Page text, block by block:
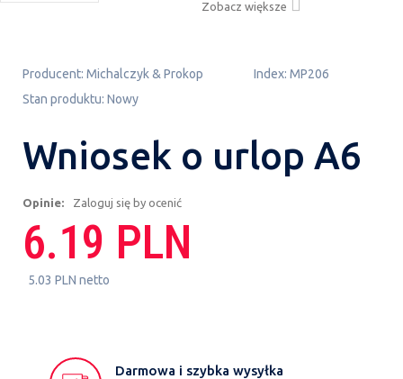
Zobacz większe
Producent: Michalczyk & Prokop Index: MP206
Stan produktu: Nowy
Wniosek o urlop A6
Opinie: Zaloguj się by ocenić
6.19 PLN
5.03 PLN netto
Darmowa i szybka wysyłka